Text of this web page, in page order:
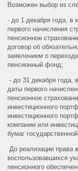
Возможен выбор из
- до 1 декабря года, в
первого начисления
пенсионное
договор об
заявлением о
пенсионный фонд;
- до 31 декабря года,
даты первого
пенсионное
инвестиционного
инвестиционного
компании или
бумаг
До реализации права
воспользовавшихся
пенсионного